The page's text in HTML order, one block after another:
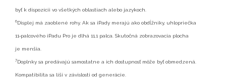
byť k dispozícii vo všetkých oblastiach alebo jazykoch.
6Displej má zaoblené rohy. Ak sa iPady merajú ako obdĺžniky, uhlopriečka
11‑palcového iPadu Pro je dlhá 11,1 palca. Skutočná zobrazovacia plocha
je menšia.
7Doplnky sa predávajú samostatne a ich dostupnosť môže byť obmedzená.
Kompatibilita sa líši v závislosti od generácie.